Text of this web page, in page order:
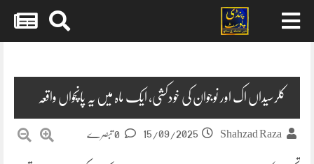
کلرسیداں اک اور نوجوان کی خودکشی، ایک ماہ میں یہ پانچواں واقعہ
Shahzad Raza
15/09/2025